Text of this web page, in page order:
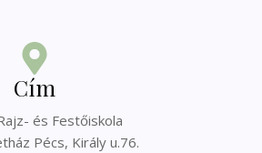
Cím
és Festőiskola
Pécs, Király u.76.